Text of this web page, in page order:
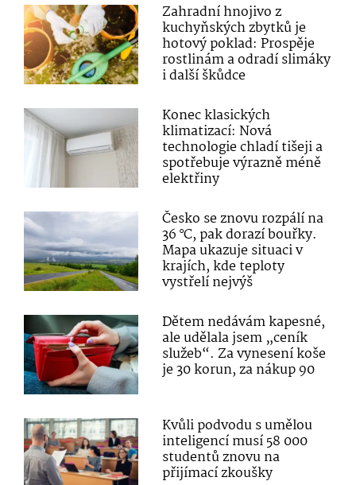
Zahradní hnojivo z
kuchyňských zbytků je
hotový poklad: Prospěje
rostlinám a odradí slimáky
i další škůdce
Konec klasických
klimatizací: Nová
technologie chladí tišeji a
spotřebuje výrazně méně
elektřiny
Česko se znovu rozpálí na
36 °C, pak dorazí bouřky.
Mapa ukazuje situaci v
krajích, kde teploty
vystřelí nejvýš
Dětem nedávám kapesné,
ale udělala jsem „ceník
služeb“. Za vynesení koše
je 30 korun, za nákup 90
Kvůli podvodu s umělou
inteligencí musí 58 000
studentů znovu na
přijímací zkoušky